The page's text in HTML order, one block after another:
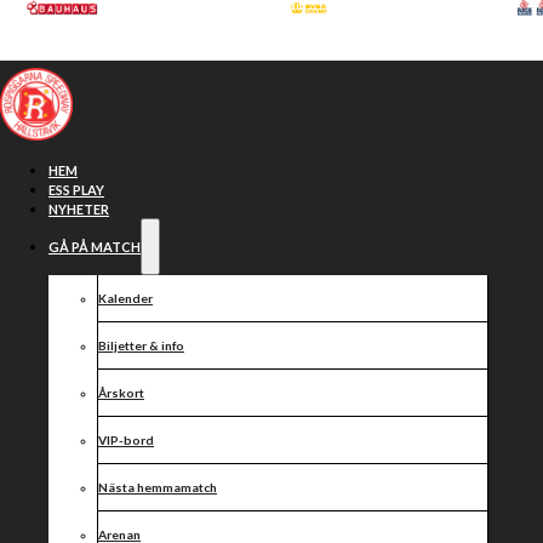
Hoppa till huvudinnehåll
HEM
ESS PLAY
NYHETER
GÅ PÅ MATCH
Kalender
Biljetter & info
Årskort
VIP-bord
Nästa hemmamatch
Arenan
Vinst på